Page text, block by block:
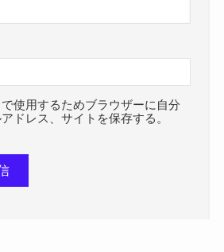
使用するためブラウザーに自分
ドレス、サイトを保存する。